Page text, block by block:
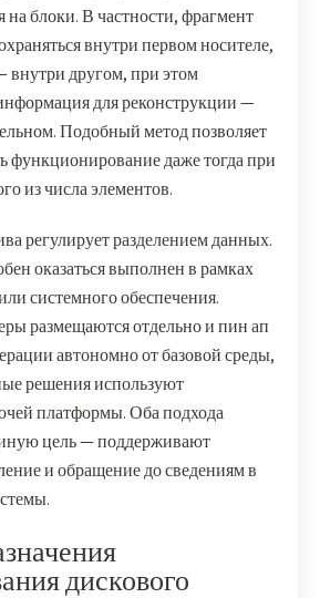
на блоки. В частности, фрагмент
внутри первом носителе,
внутри другом, при этом
для реконструкции —
Подобный метод позволяет
функционирование даже тогда при
из числа элементов.
регулирует разделением данных.
оказаться выполнен в рамках
системного обеспечения.
размещаются отдельно и пин ап
автономно от базовой среды,
решения используют
платформы. Оба подхода
цель — поддерживают
и обращение до сведениям в
дискового